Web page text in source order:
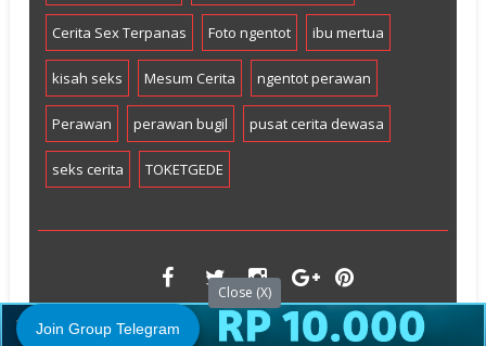
Cerita Sex Terpanas Foto ngentot ibu mertua
kisah seks Mesum Cerita ngentot perawan
Perawan perawan bugil pusat cerita dewasa
seks cerita TOKETGEDE
©2010 TambangBokep All Right Reserved.
Close (X)
Join Group Telegram